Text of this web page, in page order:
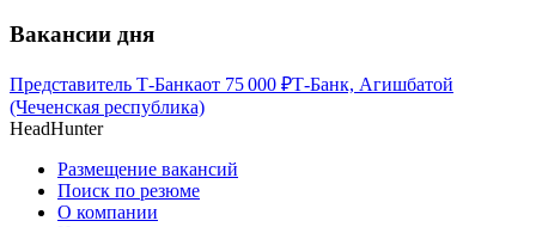
Вакансии дня
Представитель Т-Банкаот 75 000 ₽Т-Банк, Агишбатой
(Чеченская республика)
HeadHunter
Размещение вакансий
Поиск по резюме
О компании